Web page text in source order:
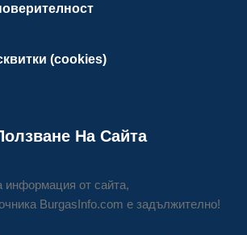
(cookies)
На Сайта
информация от сайта,
BurgasInfo.com е задължително!